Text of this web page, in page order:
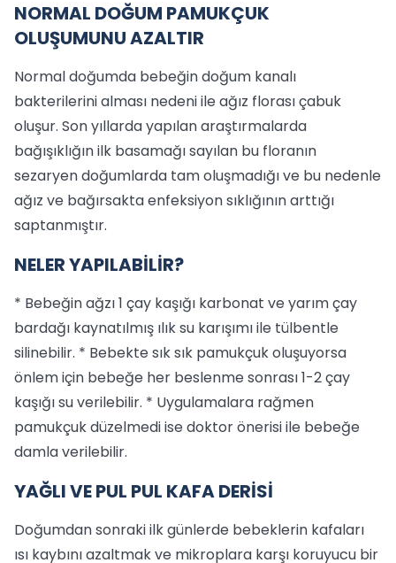
NORMAL DOĞUM PAMUKÇUK
OLUŞUMUNU AZALTIR
Normal doğumda bebeğin doğum kanalı
bakterilerini alması nedeni ile ağız florası çabuk
oluşur. Son yıllarda yapılan araştırmalarda
bağışıklığın ilk basamağı sayılan bu floranın
sezaryen doğumlarda tam oluşmadığı ve bu nedenle
ağız ve bağırsakta enfeksiyon sıklığının arttığı
saptanmıştır.
NELER YAPILABİLİR?
* Bebeğin ağzı 1 çay kaşığı karbonat ve yarım çay
bardağı kaynatılmış ılık su karışımı ile tülbentle
silinebilir. * Bebekte sık sık pamukçuk oluşuyorsa
önlem için bebeğe her beslenme sonrası 1-2 çay
kaşığı su verilebilir. * Uygulamalara rağmen
pamukçuk düzelmedi ise doktor önerisi ile bebeğe
damla verilebilir.
YAĞLI VE PUL PUL KAFA DERİSİ
Doğumdan sonraki ilk günlerde bebeklerin kafaları
ısı kaybını azaltmak ve mikroplara karşı koruyucu bir